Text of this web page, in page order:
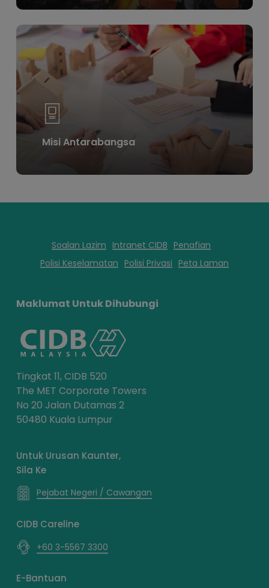
Misi Antarabangsa
Learn
more
Soalan Lazim Intranet CIDB Penafian
Polisi Keselamatan Polisi Privasi Peta Laman
Maklumat Untuk Dihubungi
Tingkat 11, CIDB 520
The MET Corporate Towers
No 20 Jalan Dutamas 2
50480 Kuala Lumpur
Untuk Urusan Kaunter,
Sila Ke
Pejabat Negeri / Cawangan
CIDB Careline
+60 3-5567 3300
E-Bantuan